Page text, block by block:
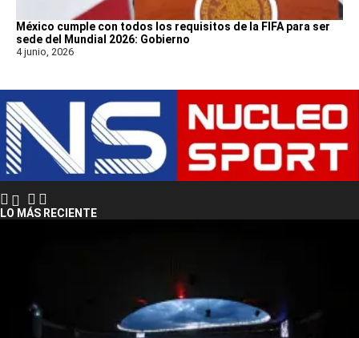
México cumple con todos los requisitos de la FIFA para ser
sede del Mundial 2026: Gobierno
4 junio, 2026
LO MÁS RECIENTE